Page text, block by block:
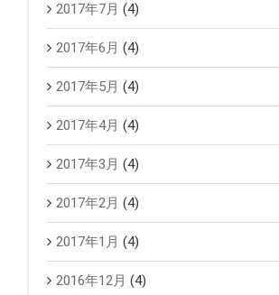
2017年7月 (4)
2017年6月 (4)
2017年5月 (4)
2017年4月 (4)
2017年3月 (4)
2017年2月 (4)
2017年1月 (4)
2016年12月 (4)